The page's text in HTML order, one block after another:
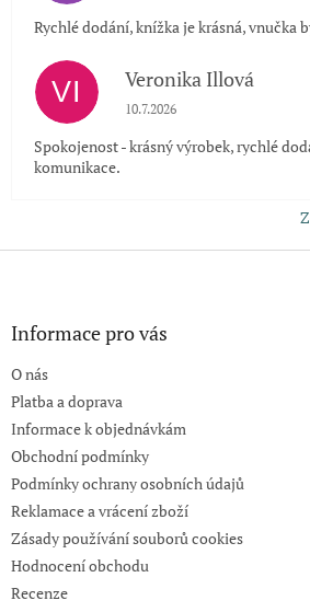
Rychlé dodání, knížka je krásná, vnučka
VI Veronika Illová
Hodnocení obchodu je 5 z 5
10.7.2026
Spokojenost - krásný výrobek, rychlé
komunikace.
Z
Informace pro vás
O nás
Platba a doprava
Informace k objednávkám
Obchodní podmínky
Podmínky ochrany osobních údajů
Reklamace a vrácení zboží
Zásady používání souborů cookies
Hodnocení obchodu
Recenze